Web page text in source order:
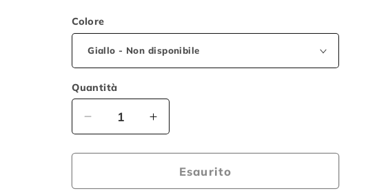
o
g
a
f
Colore
Quantità
Diminuisci
quantità
per
Lombardo
Aumenta
quantità
per
Lombardo
Esaurito